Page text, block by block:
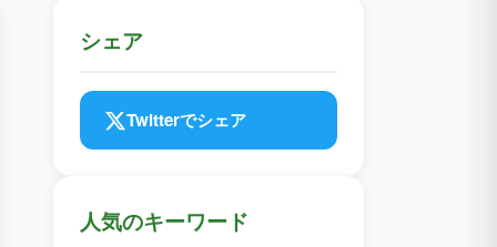
シェア
Twitterでシェア
人気のキーワード